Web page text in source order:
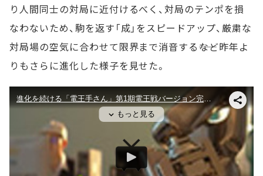
り人間同士の対局に近付けるべく、対局のテンポを損
なわないため、駒を返す「成」をスピードアップ、厳粛な
対局場の空気に合わせて限界まで消音する――など昨年よ
りもさらに進化した様子を見せた。